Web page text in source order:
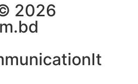
© 2026